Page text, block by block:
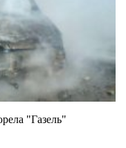
"Газель"